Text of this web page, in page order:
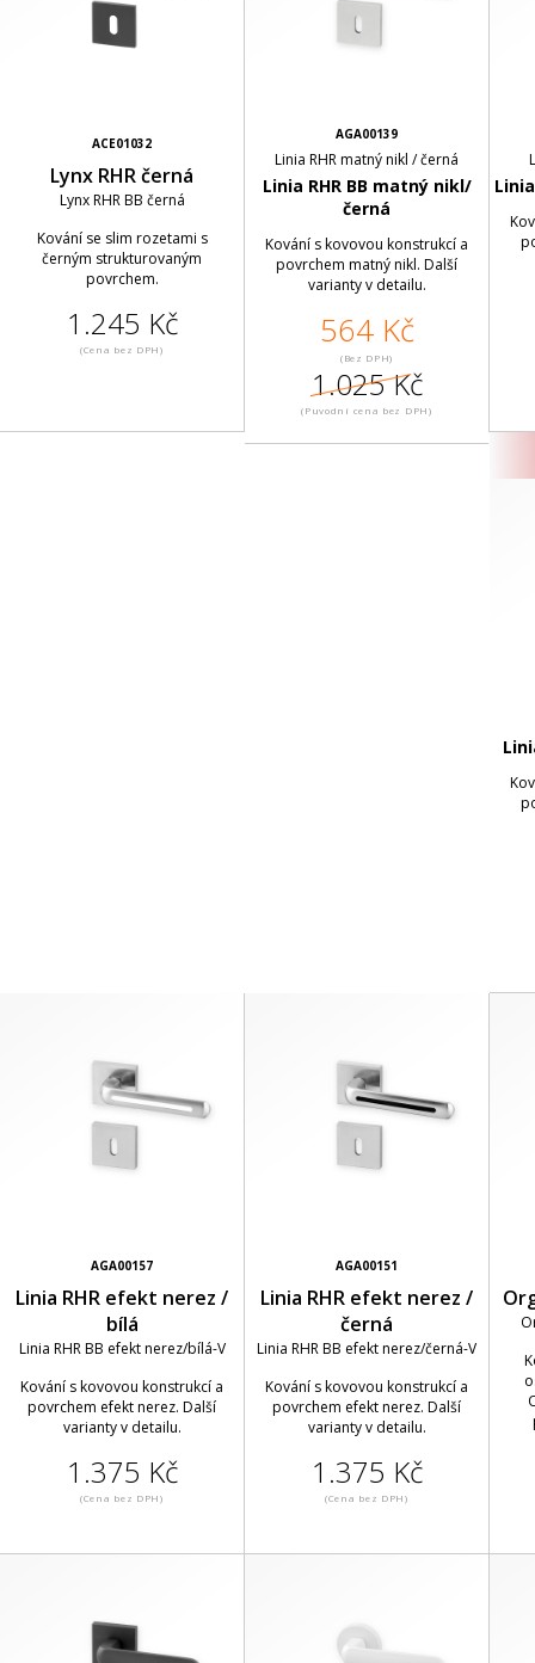
ACE01032
Lynx RHR černá
Lynx RHR BB černá
Kování se slim rozetami s
černým strukturovaným
povrchem.
1.245 Kč
(Cena bez DPH)
AGA00139
Linia RHR matný nikl / černá
Linia RHR BB matný nikl/
černá
Kování s kovovou konstrukcí a
povrchem matný nikl. Další
varianty v detailu.
564 Kč
(Bez DPH)
1.025 Kč
(Puvodní cena bez DPH)
AGA00157
Linia RHR efekt nerez /
bílá
Linia RHR BB efekt nerez/bílá-V
Kování s kovovou konstrukcí a
povrchem efekt nerez. Další
varianty v detailu.
1.375 Kč
(Cena bez DPH)
AGA00151
Linia RHR efekt nerez /
černá
Linia RHR BB efekt nerez/černá-V
Kování s kovovou konstrukcí a
povrchem efekt nerez. Další
varianty v detailu.
1.375 Kč
(Cena bez DPH)